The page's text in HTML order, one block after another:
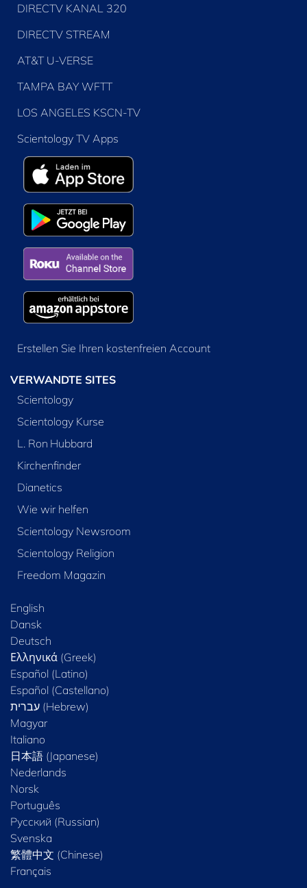
DIRECTV KANAL 320
DIRECTV STREAM
AT&T U-VERSE
TAMPA BAY WFTT
LOS ANGELES KSCN-TV
Scientology TV Apps
Erstellen Sie Ihren kostenfreien Account
VERWANDTE SITES
Scientology
Scientology Kurse
L. Ron Hubbard
Kirchenfinder
Dianetics
Wie wir helfen
Scientology Newsroom
Scientology Religion
Freedom Magazin
English
Dansk
Deutsch
Ελληνικά (Greek)
Español (Latino)
Español (Castellano)
Magyar
Italiano
日本語 (Japanese)
Nederlands
Norsk
Português
Русский (Russian)
Svenska
繁體中文 (Chinese)
Français